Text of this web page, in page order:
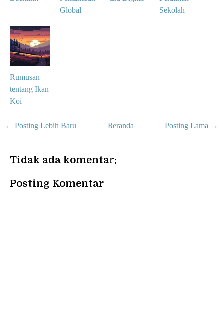
Global
Sekolah
Rumusan
tentang Ikan
Koi
← Posting Lebih Baru Posting Lama →
Beranda
Tidak ada komentar:
Posting Komentar